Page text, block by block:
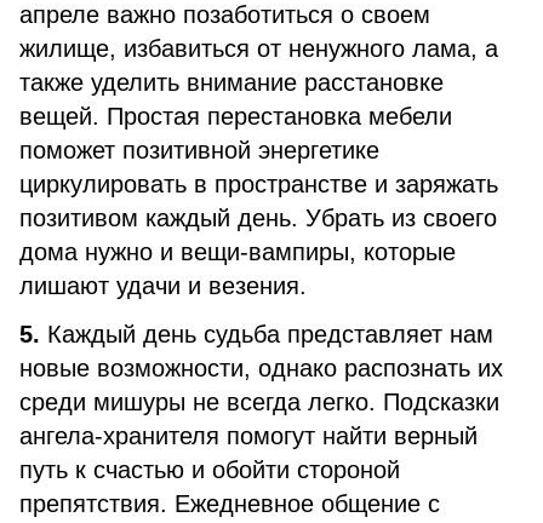
апреле важно позаботиться о своем
жилище, избавиться от ненужного лама, а
также уделить внимание расстановке
вещей. Простая перестановка мебели
поможет позитивной энергетике
циркулировать в пространстве и заряжать
позитивом каждый день. Убрать из своего
дома нужно и вещи-вампиры, которые
лишают удачи и везения.
5. Каждый день судьба представляет нам
новые возможности, однако распознать их
среди мишуры не всегда легко. Подсказки
ангела-хранителя помогут найти верный
путь к счастью и обойти стороной
препятствия. Ежедневное общение с